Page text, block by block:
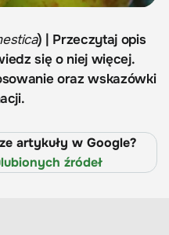
) | Przeczytaj opis
się o niej więcej.
oraz wskazówki
artykuły w Google?
źródeł